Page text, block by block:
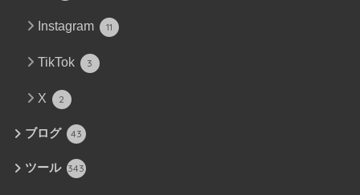
Instagram 11
TikTok 3
X 2
ブログ 43
ツール 343